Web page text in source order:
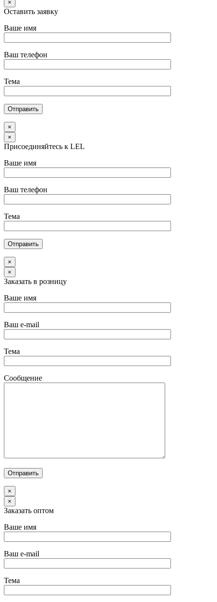
×
Оставить заявку
Ваше имя
Ваш телефон
Тема
×
×
Присоединяйтесь к LEL
Ваше имя
Ваш телефон
Тема
×
×
Заказать в розницу
Ваше имя
Ваш e-mail
Тема
Сообщение
×
×
Заказать оптом
Ваше имя
Ваш e-mail
Тема